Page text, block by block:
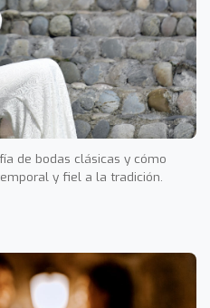
de bodas clásicas y cómo
y fiel a la tradición.